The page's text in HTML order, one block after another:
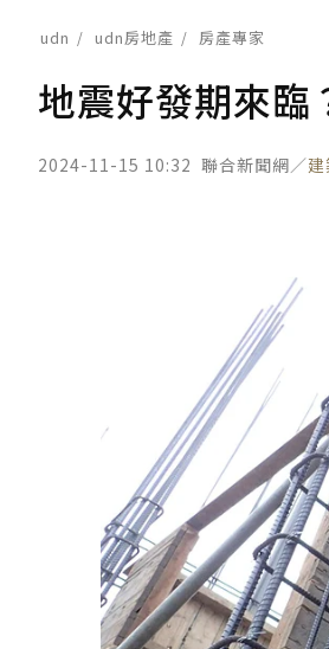
udn udn房地產 房產專家
地震好發期來臨
2024-11-15 10:32 聯合新聞網／